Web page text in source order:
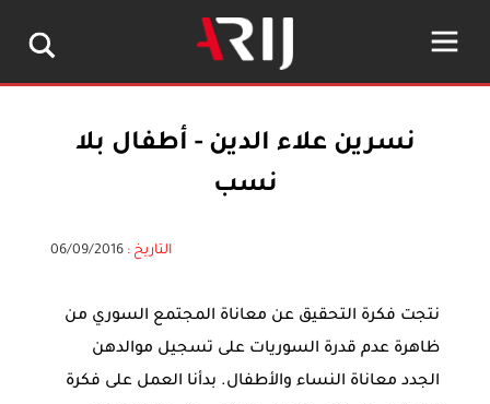
نسرين علاء الدين - أطفال بلا
نسب
التاريخ :06/09/2016
نتجت فكرة التحقيق عن معاناة المجتمع السوري من
ظاهرة عدم قدرة السوريات على تسجيل موالدهن
الجدد معاناة النساء والأطفال. بدأنا العمل على فكرة